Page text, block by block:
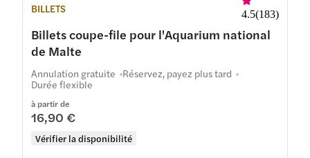
BILLETS 4.5(183)
Billets coupe-file pour l'Aquarium national
de Malte
à partir de
16,90 €
Vérifier la disponibilité
Annulation gratuite Réservez, payez plus tard
Durée flexible